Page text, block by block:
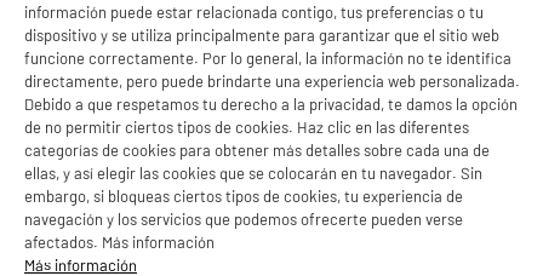
productItem_availability_txt-
current-store
LEGANÉS, MADRID
productItem__availability-
change-btn
product_list_sticky_button_Filter
BY ELECTRODEPOT
A
Aire Acondicionado portátil VALBERG CLIM-A14
3.500 frigorías / 40 m²
información puede estar relacionada contigo, tus preferencias o tu
dispositivo y se utiliza principalmente para garantizar que el sitio web
funcione correctamente. Por lo general, la información no te identifica
directamente, pero puede brindarte una experiencia web personalizada.
Debido a que respetamos tu derecho a la privacidad, te damos la opción
de no permitir ciertos tipos de cookies. Haz clic en las diferentes
categorías de cookies para obtener más detalles sobre cada una de
ellas, y así elegir las cookies que se colocarán en tu navegador. Sin
embargo, si bloqueas ciertos tipos de cookies, tu experiencia de
navegación y los servicios que podemos ofrecerte pueden verse
afectados. Más información
Más información